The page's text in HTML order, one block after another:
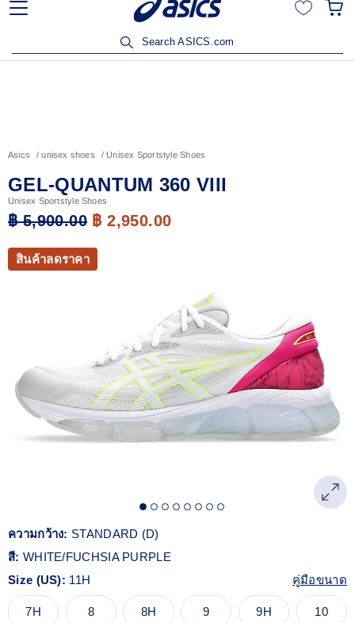
ลูกค้าวิริยะประกันภัยรับส่วนลด 15% เมื่อซื้อสินค้าครบ 3,500
Search ASICS.com
Asics unisex shoes Unisex Sportstyle Shoes
GEL-QUANTUM 360 VIII
Unisex Sportstyle Shoes
฿ 5,900.00 ฿ 2,950.00
สินค้าลดราคา
ความกว้าง: STANDARD (D)
สี: WHITE/FUCHSIA PURPLE
Size (US): 11H คู่มือขนาด
7H 8 8H 9 9H 10